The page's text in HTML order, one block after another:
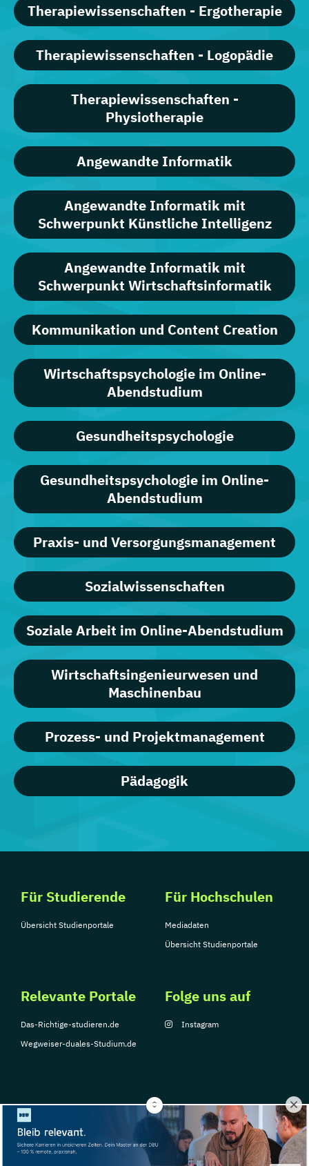
Therapiewissenschaften - Ergotherapie
Therapiewissenschaften - Logopädie
Therapiewissenschaften -
Physiotherapie
Angewandte Informatik
Angewandte Informatik mit
Schwerpunkt Künstliche Intelligenz
Angewandte Informatik mit
Schwerpunkt Wirtschaftsinformatik
Kommunikation und Content Creation
Wirtschaftspsychologie im Online-
Abendstudium
Gesundheitspsychologie
Gesundheitspsychologie im Online-
Abendstudium
Praxis- und Versorgungsmanagement
Sozialwissenschaften
Soziale Arbeit im Online-Abendstudium
Wirtschaftsingenieurwesen und
Maschinenbau
Prozess- und Projektmanagement
Pädagogik
Für Studierende
Übersicht Studienportale
Für Hochschulen
Mediadaten
Übersicht Studienportale
Relevante Portale
Das-Richtige-studieren.de
Wegweiser-duales-Studium.de
Folge uns auf
Instagram
© Copyright 2026, TarGroup Media GmbH
Impressum
Über Datenschutzerklärung Nutzungsbedingungen